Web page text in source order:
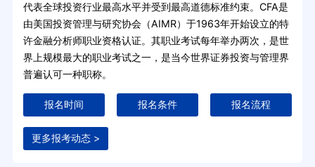
代表全球投资行业最高水平并受到最高道德标准约束。CFA是
由美国投资管理与研究协会（AIMR）于1963年开始设立的特
许金融分析师职业资格认证。其职业考试每年举办两次，是世
界上规模最大的职业考试之一，是当今世界证券投资与管理界
普遍认可一种职称。
报名时间 报名条件 报名流程
更多报考动态 >